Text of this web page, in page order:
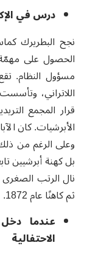
درس في
نجح البطريرك
الحصول على مهمّة
مسؤول النظام.
قرار المجمع
الأبرشيات. كان
وعلى الرغم من
ثم كاهنًا عام 1872.
عندما
الاحتفالية